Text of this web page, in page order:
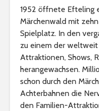
1952 öffnete Efteling
Märchenwald mit
Spielplatz. In den
zu einem der
Attraktionen, Shows,
herangewachsen.
schon durch den
Achterbahnen die
den Familien-